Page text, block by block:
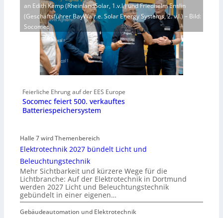
an Edith Kemp (RheinlandSolar, 1.v.l.) und Friedhelm Enslin
(Geschäftsführer BayWa r.e. Solar Energy Systems, 2. v.l.) – Bild:
Socomec
Feierliche Ehrung auf der EES Europe
Socomec feiert 500. verkauftes
Batteriespeichersystem
Halle 7 wird Themenbereich
Elektrotechnik 2027 bündelt Licht und
Beleuchtungstechnik
Mehr Sichtbarkeit und kürzere Wege für die
Lichtbranche: Auf der Elektrotechnik in Dortmund
werden 2027 Licht und Beleuchtungstechnik
gebündelt in einer eigenen…
Gebäudeautomation und Elektrotechnik